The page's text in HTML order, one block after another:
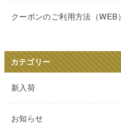
クーポンのご利用方法（WEB）
カテゴリー
新入荷
お知らせ